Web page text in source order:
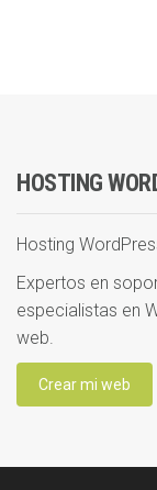
HOSTING
Hosting
Expertos en
especialistas en
web.
Crear mi web